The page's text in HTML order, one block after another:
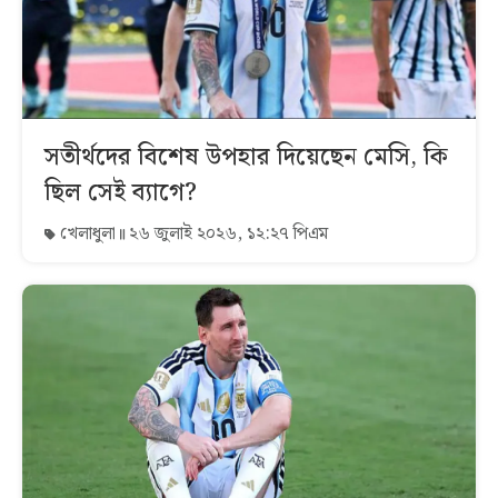
সতীর্থদের বিশেষ উপহার দিয়েছেন মেসি, কি
ছিল সেই ব্যাগে?
খেলাধুলা ২৬ জুলাই ২০২৬, ১২:২৭ পিএম